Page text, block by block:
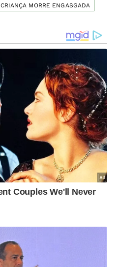
CRIANÇA MORRE ENGASGADA